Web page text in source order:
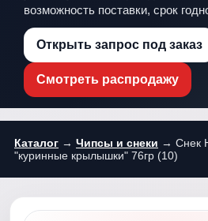
возможность поставки, срок
Открыть запрос под заказ
Смотреть распродажу
Каталог → Чипсы и снеки → Снек
"куринные крылышки" 76гр (10)